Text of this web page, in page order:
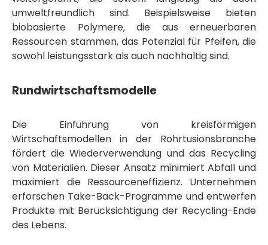
umweltfreundlich sind. Beispielsweise bieten
biobasierte Polymere, die aus erneuerbaren
Ressourcen stammen, das Potenzial für Pfeifen, die
sowohl leistungsstark als auch nachhaltig sind.
Rundwirtschaftsmodelle
Die Einführung von kreisförmigen
Wirtschaftsmodellen in der Rohrtusionsbranche
fördert die Wiederverwendung und das Recycling
von Materialien. Dieser Ansatz minimiert Abfall und
maximiert die Ressourceneffizienz. Unternehmen
erforschen Take-Back-Programme und entwerfen
Produkte mit Berücksichtigung der Recycling-Ende
des Lebens.